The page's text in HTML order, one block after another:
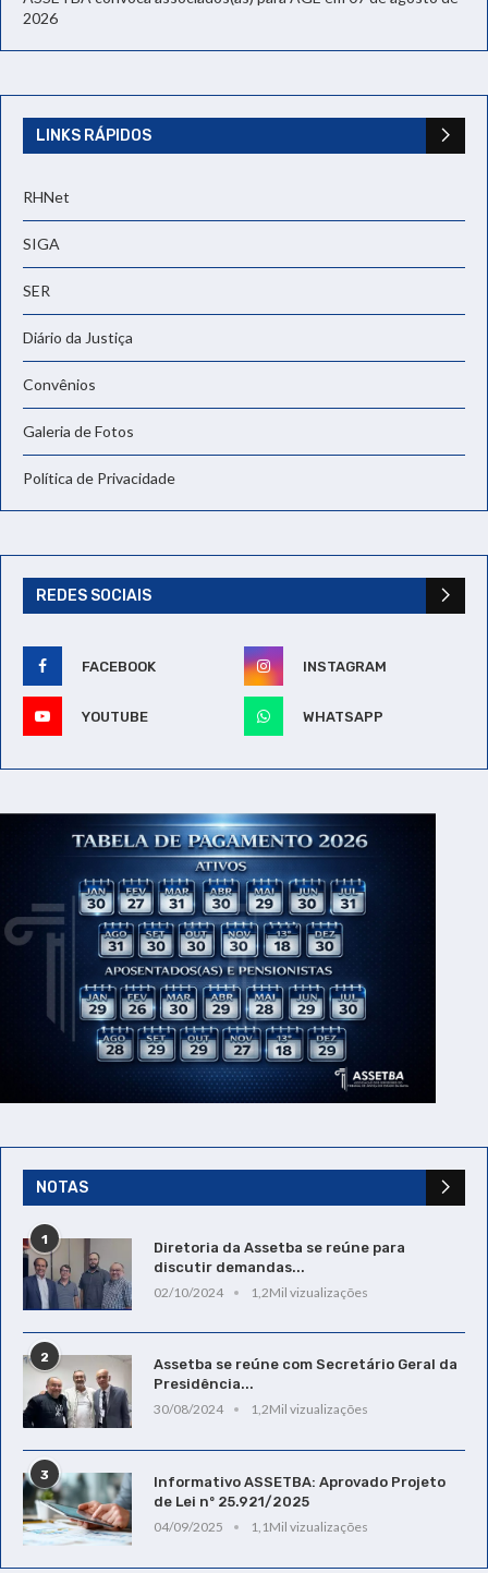
2026
LINKS RÁPIDOS
RHNet
SIGA
SER
Diário da Justiça
Convênios
Galeria de Fotos
Política de Privacidade
REDES SOCIAIS
FACEBOOK INSTAGRAM
YOUTUBE WHATSAPP
NOTAS
1
Diretoria da Assetba se reúne para
discutir demandas...
02/10/2024
1,2Mil vizualizações
2
Assetba se reúne com Secretário Geral da
Presidência...
30/08/2024
1,2Mil vizualizações
3
Informativo ASSETBA: Aprovado Projeto
de Lei nº 25.921/2025
04/09/2025
1,1Mil vizualizações